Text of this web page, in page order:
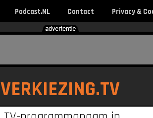
Podcast.NL Contact Privacy &
VERKIEZING.TV